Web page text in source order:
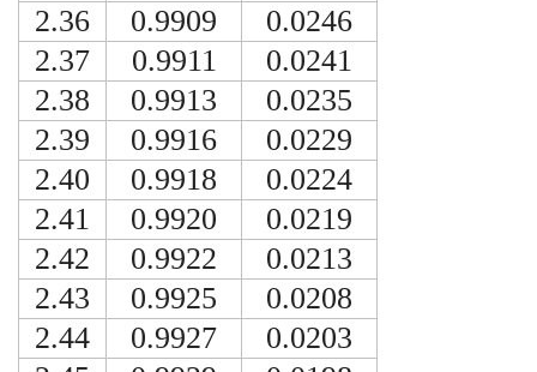
2.36
0.9909
0.0246
2.37
0.9911
0.0241
2.38
0.9913
0.0235
2.39
0.9916
0.0229
2.40
0.9918
0.0224
2.41
0.9920
0.0219
2.42
0.9922
0.0213
2.43
0.9925
0.0208
2.44
0.9927
0.0203